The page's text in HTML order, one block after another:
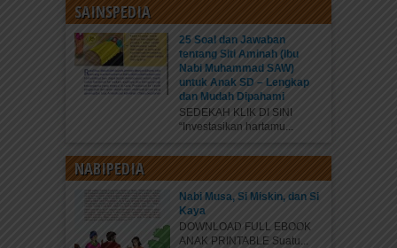
SAINSPEDIA
25 Soal dan Jawaban
tentang Siti Aminah (Ibu
Nabi Muhammad SAW)
untuk Anak SD – Lengkap
dan Mudah Dipahami
SEDEKAH KLIK DI SINI
“Investasikan hartamu...
NABIPEDIA
Nabi Musa, Si Miskin, dan Si
Kaya
DOWNLOAD FULL EBOOK
ANAK PRINTABLE Suatu...